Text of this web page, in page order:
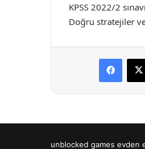
KPSS 2022/2
Doğru stratejiler
unblocked games evden